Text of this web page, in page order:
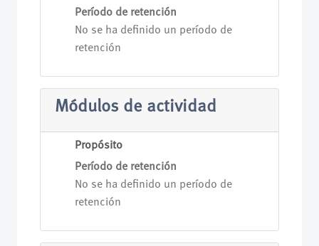
Período de retención
No se ha definido un período de
retención
Módulos de actividad
Propósito
Período de retención
No se ha definido un período de
retención